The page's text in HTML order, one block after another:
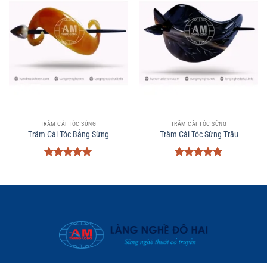
TRÂM CÀI TÓC SỪNG
Trâm Cài Tóc Bằng Sừng
sao
TRÂM CÀI TÓC SỪNG
Trâm Cài Tóc Sừng Trâu
sao